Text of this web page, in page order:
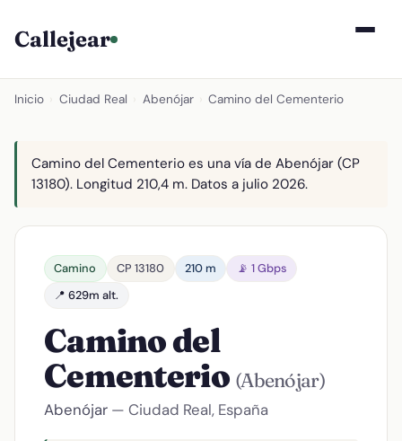
Callejear
Inicio Ciudad Real Abenójar Camino del Cementerio
Camino del Cementerio es una vía de Abenójar (CP
13180). Longitud 210,4 m. Datos a julio 2026.
Camino CP 13180 210 m
📡 1 Gbps
📍 629m alt.
Camino del
Cementerio (Abenójar)
Abenójar — Ciudad Real, España